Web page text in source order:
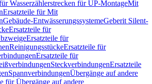
Wasserzählerstrecken für UP-MontageMit
Ersatzteile für Mit
Gebäude-EntwässerungssystemeGeberit Silent-
Ersatzteile für
Ersatzteile für
ReinigungsstückeErsatzteile für
Ersatzteile für
SteckverbindungenErsatzteile
SpannverbindungenÜbergänge auf andere
für Übergänge auf andere